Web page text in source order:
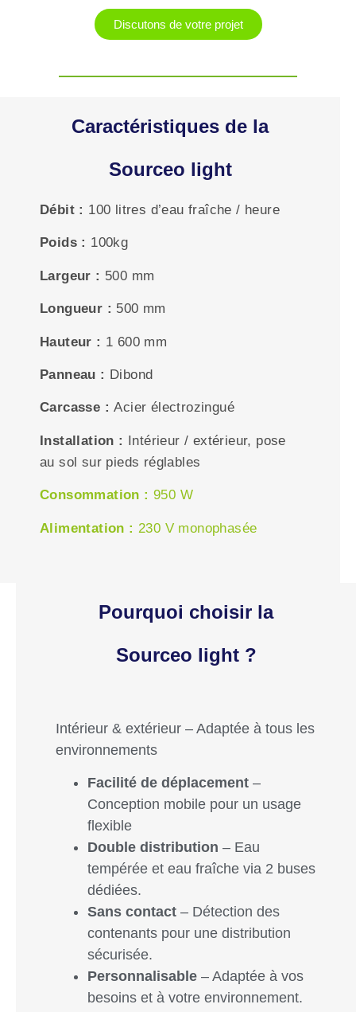
Discutons de votre projet
Caractéristiques de la
Sourceo light
Débit : 100 litres d’eau fraîche / heure
Poids : 100kg
Largeur : 500 mm
Longueur : 500 mm
Hauteur : 1 600 mm
Panneau : Dibond
Carcasse :Acier électrozingué
Installation : Intérieur / extérieur, pose
au sol sur pieds réglables
Consommation : 950 W
Alimentation : 230 V monophasée
Pourquoi choisir la
Sourceo light ?
Intérieur & extérieur – Adaptée à tous les
environnements
Facilité de déplacement –
Conception mobile pour un usage
flexible
Double distribution – Eau
tempérée et eau fraîche via 2 buses
dédiées.
Sans contact – Détection des
contenants pour une distribution
sécurisée.
Personnalisable – Adaptée à vos
besoins et à votre environnement.